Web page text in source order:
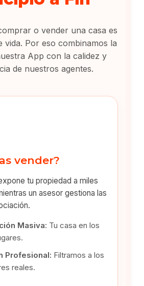
o vender una casa es
vida. Por eso combinamos la
App con la calidez y
de nuestros agentes.
vender?
tu propiedad a miles
un asesor gestiona las
Masiva: Tu casa en los
Profesional: Filtramos a los
reales.